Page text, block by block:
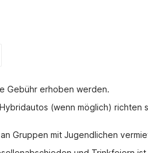
Gebühr erhoben werden.
(wenn möglich) richten
Gruppen mit Jugendlichen